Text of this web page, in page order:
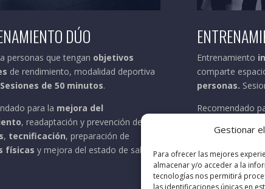
Gestionar
Para ofrecer las mejores
almacenar y/o acceder a la
tecnologías nos permitirá
las identificaciones únicas en
DÚO
personas que tengan objetivos
de rendimiento, modalidad deportiva
Sesiones de 50 minutos.
para la mejora del
, readaptación y prevención de
, tecnificación, preparación de
físicas y mejora del estado de salud.
Entrenamiento
comparte
personas.
Recomendado